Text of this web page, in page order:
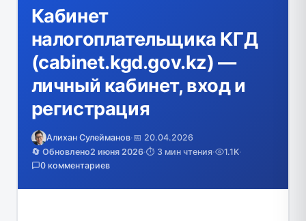
Кабинет
налогоплательщика КГД
(cabinet.kgd.gov.kz) —
личный кабинет, вход и
регистрация
Алихан Сулейманов·📅 20.04.2026
🔄 Обновлено2 июня 2026·⏱️ 3 мин чтения· 1.1K·
0 комментариев